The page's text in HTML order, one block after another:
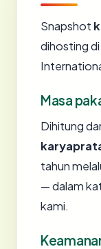
Snapshot
dihosting
Masa
Dihitung
tahun
— dalam
kami.